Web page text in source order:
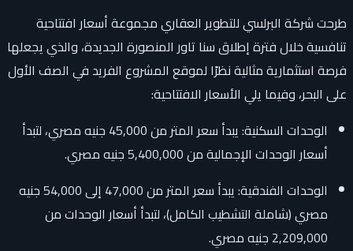
طرحت شركة البرلسي للتطوير العقاري مجموعة أسعار افتتاحية
تنافسية خلال فترة إطلاق سنا تاور المنصورة الجديدة، والذي يجعلها
فرصة استثمارية مثالية نظرًا لموقع المشروع الفريد في الصف الأول
على البحر، وفيما يلي الأسعار الافتتاحية:
الوحدات السكنية: يبدأ سعر المتر من 45,000 جنيه مصري، لتبدأ
أسعار الوحدات الإجمالية من 5,400,000 جنيه مصري.
الوحدات الفندقية: يبدأ سعر المتر من 47,000 إلى 54,000 جنيه
مصري (شاملة التشطيب الكامل)، لتبدأ أسعار الوحدات من
2,209,000 جنيه مصري.